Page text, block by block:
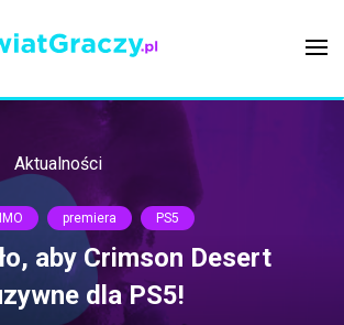
Aktualności
premiera PS5
aby Crimson Desert
dla PS5!